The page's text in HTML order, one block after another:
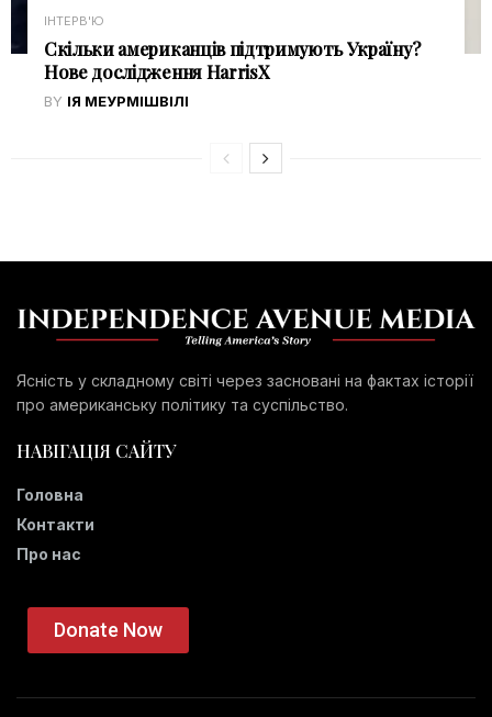
ІНТЕРВ'Ю
Скільки американців підтримують Україну?
Нове дослідження HarrisX
BY ІЯ МЕУРМІШВІЛІ
Ясність у складному світі через засновані на фактах історії
про американську політику та суспільство.
НАВІГАЦІЯ САЙТУ
Головна
Контакти
Про нас
Donate Now